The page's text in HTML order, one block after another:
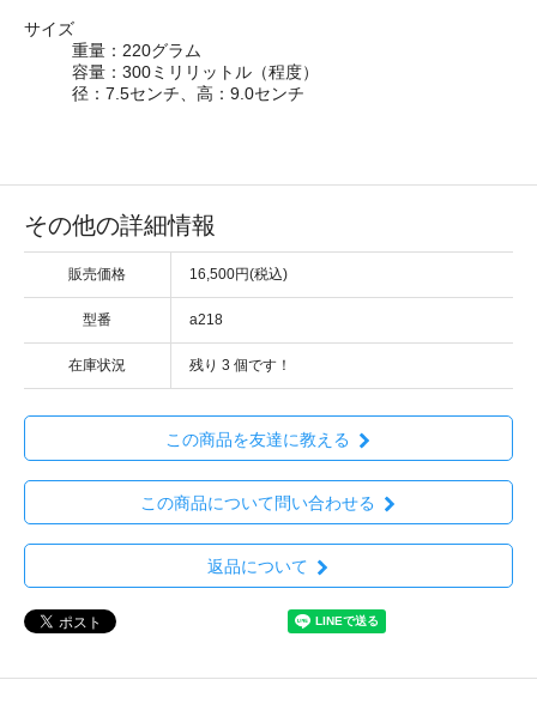
サイズ
重量：220グラム
容量：300ミリリットル （程度）
径：7.5センチ、高：9.0センチ
その他の詳細情報
販売価格 16,500円(税込)
型番 a218
在庫状況 残り 3 個です！
この商品を友達に教える
この商品について問い合わせる
返品について